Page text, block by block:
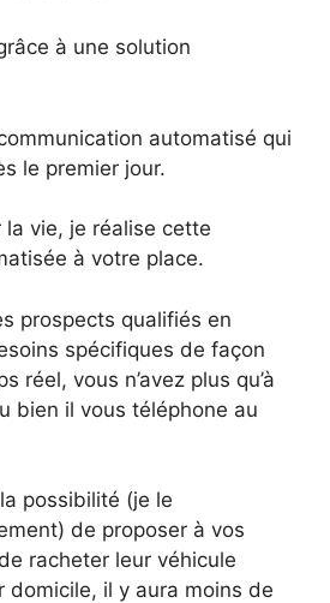
à une solution
automatisé qui
le premier jour.
vie, je réalise cette
à votre place.
prospects qualifiés en
spécifiques de façon
réel, vous n’avez plus qu’à
bien il vous téléphone au
possibilité (je le
de proposer à vos
racheter leur véhicule
domicile, il y aura moins de